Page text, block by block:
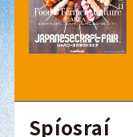
Spíosraí